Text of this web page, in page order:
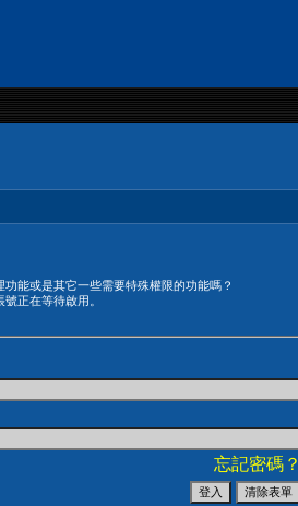
能或是其它一些需要特殊權限的功能嗎？
正在等待啟用。
忘記密碼？